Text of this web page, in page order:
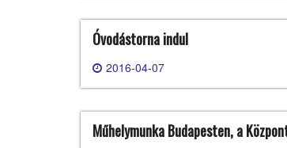
Óvodástorna indul
2016-04-07
Műhelymunka Budapesten, a